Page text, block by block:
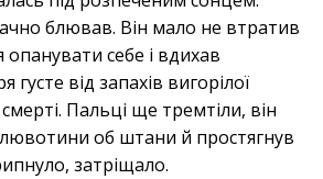
блював. Він мало не втратив
себе і вдихав
густе від запахів вигорілої
Пальці ще тремтіли, він
об штани й простягнув
затріщало.